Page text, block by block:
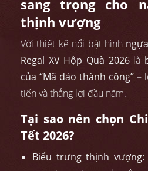
sang trọng cho
thịnh vượng
Với thiết kế nổi bật hình
Regal XV Hộp Quà 2026là
của “Mã đáo thành công” –
tiến và thắng lợi đầu năm.
Tại sao nên chọn
Tết 2026?
Biểu trưng thịnh vượng: